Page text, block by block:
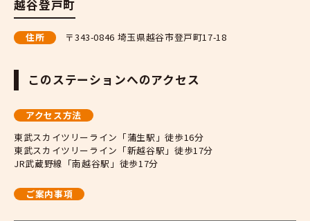
越谷登戸町
住所 〒343-0846 埼玉県越谷市登戸町17-18
このステーションへのアクセス
アクセス方法
東武スカイツリーライン「蒲生駅」徒歩16分
東武スカイツリーライン「新越谷駅」徒歩17分
JR武蔵野線「南越谷駅」徒歩17分
ご案内事項